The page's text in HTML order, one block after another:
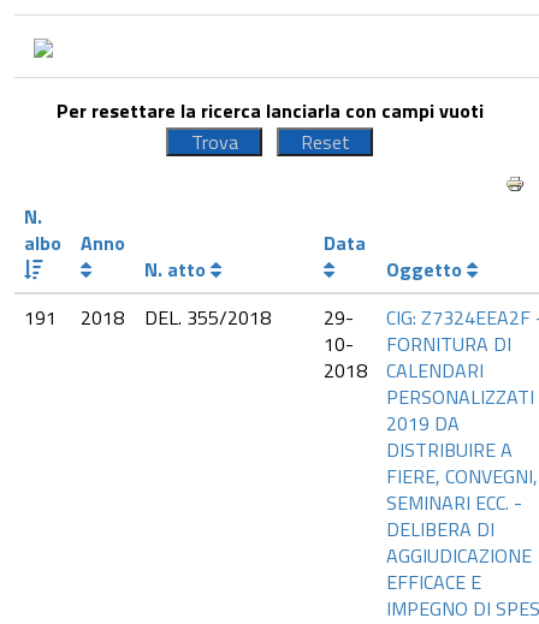
Per resettare la ricerca lanciarla con campi vuoti
N.
albo
Anno
N. atto
Data
Oggetto
191
2018 DEL. 355/2018
29-
10-
2018
CIG: Z7324EEA2F
FORNITURA DI
CALENDARI
PERSONALIZZATI
2019 DA
DISTRIBUIRE A
FIERE, CONVEGNI,
SEMINARI ECC. -
DELIBERA DI
AGGIUDICAZIONE
EFFICACE E
IMPEGNO DI